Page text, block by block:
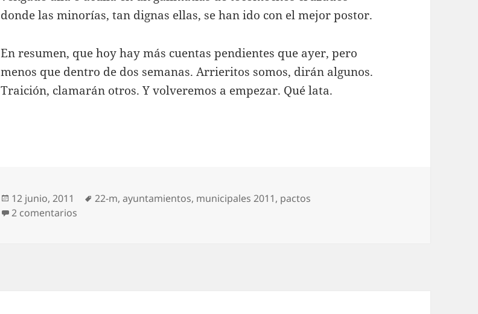
donde las minorías, tan dignas ellas, se han ido con el mejor postor.
En resumen, que hoy hay más cuentas pendientes que ayer, pero
menos que dentro de dos semanas. Arrieritos somos, dirán algunos.
Traición, clamarán otros. Y volveremos a empezar. Qué lata.
Publicado
el
12 junio, 2011 Etiquetas
22-m,ayuntamientos, municipales 2011, pactos
2 comentarios